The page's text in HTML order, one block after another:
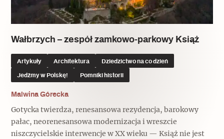
Wałbrzych – zespół zamkowo-parkowy Książ
Artykuły Architektura Dziedzictwo na co dzień
Jedźmy w Polskę! Pomniki historii
Malwina Górecka
Gotycka twierdza, renesansowa rezydencja, barokowy
pałac, neorenesansowa modernizacja i wreszcie
niszczycielskie interwencje w XX wieku — Książ nie jest